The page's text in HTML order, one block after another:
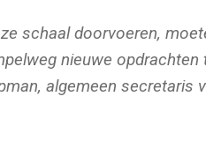
schaal doorvoeren,
nieuwe opdrachten
algemeen secretaris